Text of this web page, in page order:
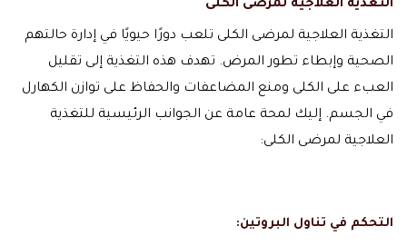
التغذية العلاجية لمرضى الكلى
التغذية العلاجية لمرضى الكلى تلعب دورًا حيويًا في إدارة حالتهم
الصحية وإبطاء تطور المرض. تهدف هذه التغذية إلى تقليل
العبء على الكلى ومنع المضاعفات والحفاظ على توازن الكهارل
في الجسم. إليك لمحة عامة عن الجوانب الرئيسية للتغذية
العلاجية لمرضى الكلى:
التحكم في تناول البروتين: